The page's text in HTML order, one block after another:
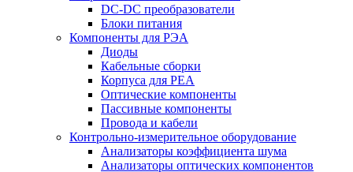
DC-DC преобразователи
Блоки питания
Компоненты для РЭА
Диоды
Кабельные сборки
Корпуса для РЕА
Оптические компоненты
Пассивные компоненты
Провода и кабели
Контрольно-измерительное оборудование
Анализаторы коэффициента шума
Анализаторы оптических компонентов